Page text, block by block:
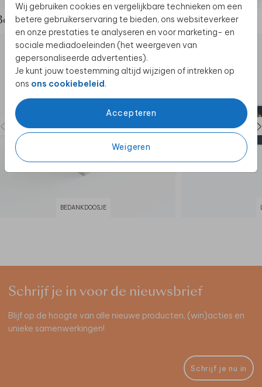
Wij gebruiken cookies en vergelijkbare technieken om een
betere gebruikerservaring te bieden, ons websiteverkeer
en onze prestaties te analyseren en voor marketing- en
sociale mediadoeleinden (het weergeven van
gepersonaliseerde advertenties).
Je kunt jouw toestemming altijd wijzigen of intrekken op
ons ons cookiebeleid.
Accepteren
Weigeren
de complete set
BEDANKDOOSJE
Schrijf je in voor de nieuwsbrief
Blijf op de hoogte van alle nieuwe producten, (win)acties en
unieke samenwerkingen!
Schrijf je nu in